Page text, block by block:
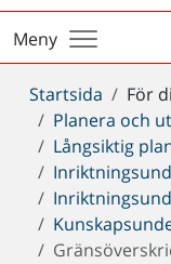
Meny
Du
är
här:
Startsida
För
Planera och
Långsiktig